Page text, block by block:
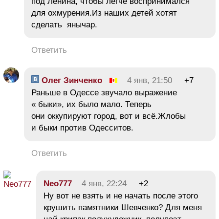
для охмурения.Из наших детей хотят
сделать янычар.
Ответить
Олег Зинченко 4 янв, 21:50
+7
Раньше в Одессе звучало выражение
« быки», их было мало. Теперь
они оккупируют город, вот и всё.Жлобы
и быки против Одесситов.
Ответить
Neo777 4 янв, 22:24
+2
Ну вот не взять и не начать после этого
крушить памятники Шевченко? Для меня